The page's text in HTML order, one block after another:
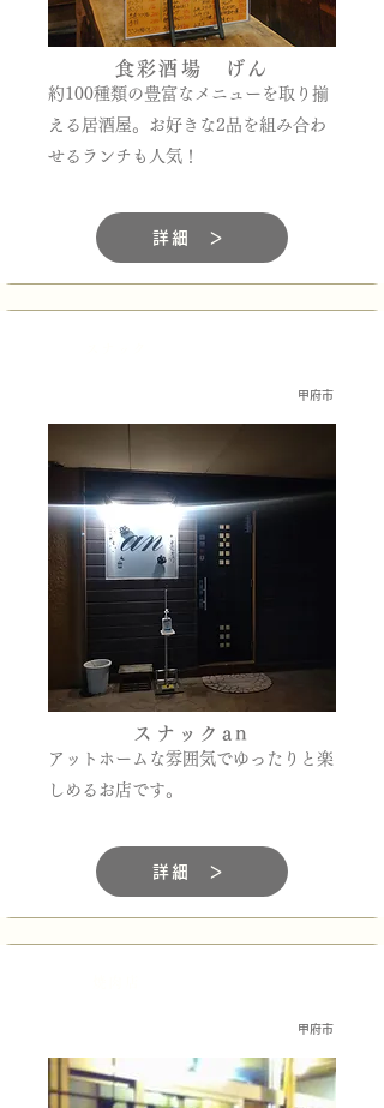
食彩酒場 げん
約100種類の豊富なメニューを取り揃
える居酒屋。お好きな2品を組み合わ
せるランチも人気！
詳細 ＞
甲府市
スナックan
アットホームな雰囲気でゆったりと楽
しめるお店です。
詳細 ＞
甲府市